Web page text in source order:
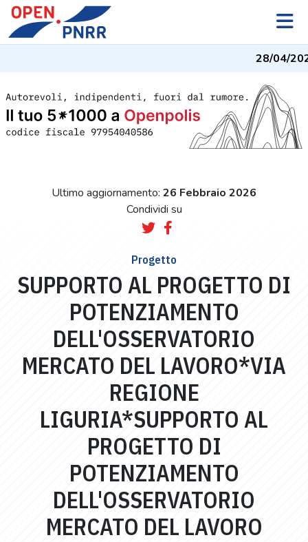
28/04/
Ultimo aggiornamento: 26 Febbraio 2026
Condividi su
Progetto
SUPPORTO AL PROGETTO DI
POTENZIAMENTO
DELL'OSSERVATORIO
MERCATO DEL LAVORO*VIA
REGIONE
LIGURIA*SUPPORTO AL
PROGETTO DI
POTENZIAMENTO
DELL'OSSERVATORIO
MERCATO DEL LAVORO